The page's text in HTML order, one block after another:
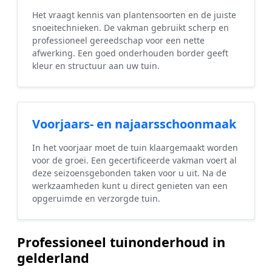
Het vraagt kennis van plantensoorten en de juiste
snoeitechnieken. De vakman gebruikt scherp en
professioneel gereedschap voor een nette
afwerking. Een goed onderhouden border geeft
kleur en structuur aan uw tuin.
Voorjaars- en najaarsschoonmaak
In het voorjaar moet de tuin klaargemaakt worden
voor de groei. Een gecertificeerde vakman voert al
deze seizoensgebonden taken voor u uit. Na de
werkzaamheden kunt u direct genieten van een
opgeruimde en verzorgde tuin.
Professioneel tuinonderhoud in
gelderland